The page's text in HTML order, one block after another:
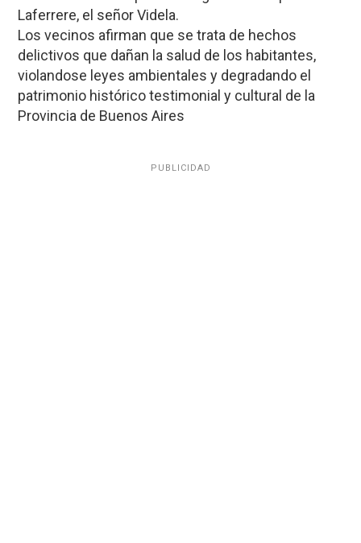
Laferrere, el señor Videla.
Los vecinos afirman que se trata de hechos
delictivos que dañan la salud de los habitantes,
violandose leyes ambientales y degradando el
patrimonio histórico testimonial y cultural de la
Provincia de Buenos Aires
PUBLICIDAD